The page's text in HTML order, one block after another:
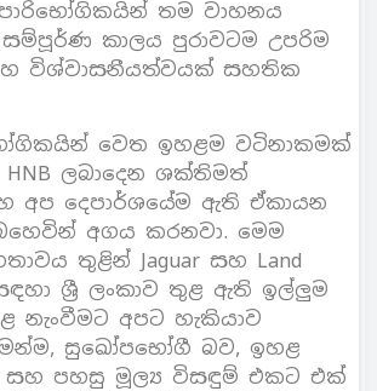
තම වාහනය
කාලය පුරාවටම උපරිම
විශ්වාසනීයත්වයක් සහතික
වෙත ඉහළම වටිනාකමක්
HNB ලබාදෙන ශක්තිමත්
අප දෙපාර්ශයේම ඇති ඒකායන
අගය කරනවා. මෙම
තුළින් Jaguar සහ Land
ශ්‍රී ලංකාව තුළ ඇති ඉල්ලුම
නැංවීමට අපට හැකියාව
සුඛෝපභෝගී බව, ඉහළ
සහ පහසු මූල්‍ය විසඳුම් එකට එක්